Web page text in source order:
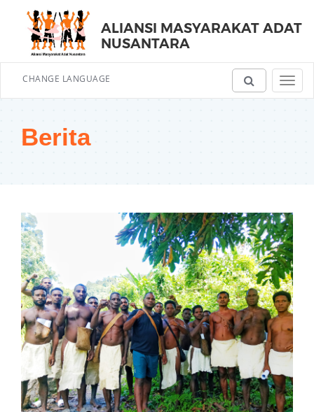
ALIANSI MASYARAKAT ADAT
NUSANTARA
CHANGE LANGUAGE
Berita